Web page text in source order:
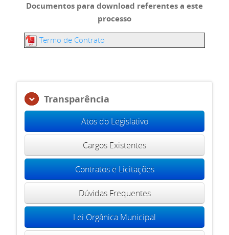
Documentos para download referentes a este
processo
Termo de Contrato
Transparência
Atos do Legislativo
Cargos Existentes
Contratos e Licitações
Dúvidas Frequentes
Lei Orgânica Municipal